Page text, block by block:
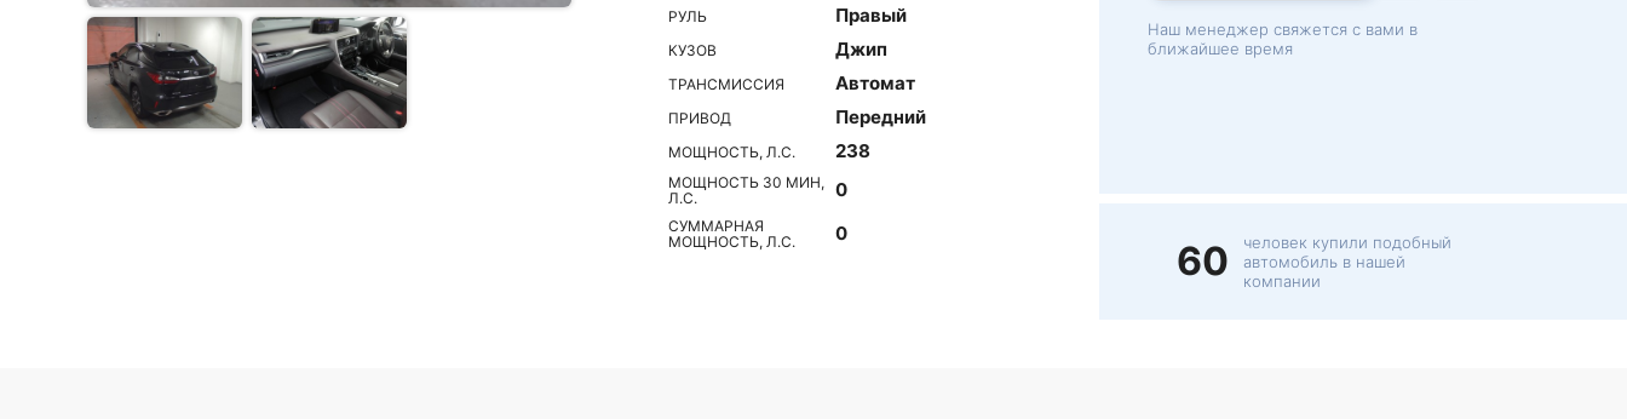
РУЛЬ Правый
КУЗОВ Джип
ТРАНСМИССИЯ Автомат
ПРИВОД Передний
МОЩНОСТЬ, Л.С. 238
МОЩНОСТЬ 30 МИН,
Л.С.
0
СУММАРНАЯ
МОЩНОСТЬ, Л.С.
0
Наш менеджер свяжется с вами в
ближайшее время
60
человек купили подобный
автомобиль в нашей
компании